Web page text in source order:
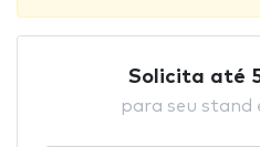
Solicita até
para seu stand